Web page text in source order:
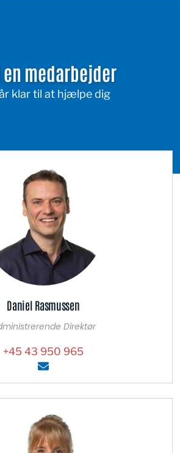
en medarbejder
klar til at hjælpe dig
​Daniel Rasmussen
Direktør
+45 43 950 965